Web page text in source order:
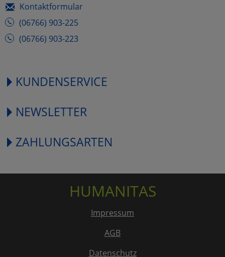
Kontaktformular
(06766) 903-225
(06766) 903-223
KUNDENSERVICE
NEWSLETTER
ZAHLUNGSARTEN
HUMANITAS
Impressum
AGB
Datenschutz